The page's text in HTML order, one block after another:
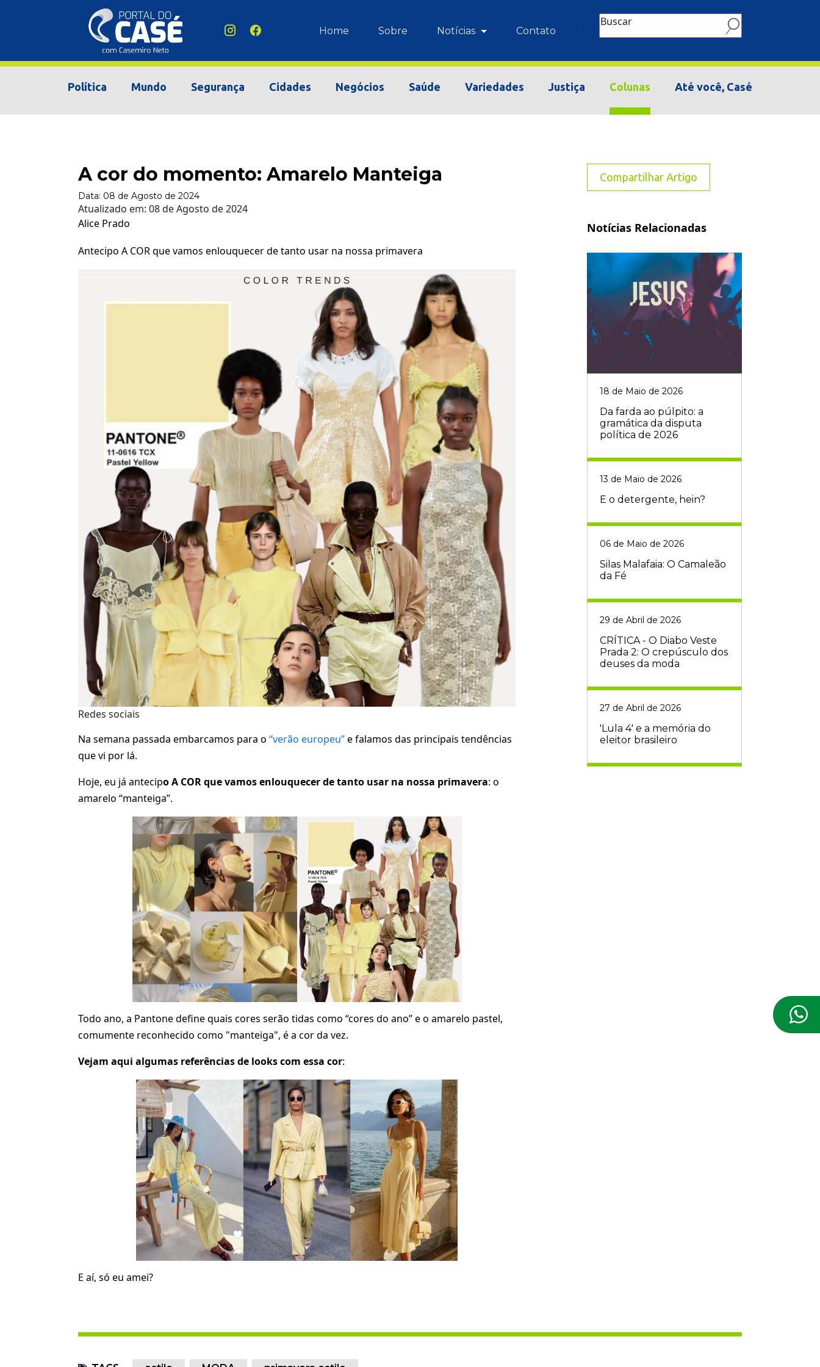
Home Sobre Notícias Contato
Buscar
Política Mundo Segurança Cidades Negócios Saúde Variedades Justiça Colunas Até você, Casé
A cor do momento: Amarelo Manteiga
Data: 08 de Agosto de 2024
Atualizado em: 08 de Agosto de 2024
Alice Prado
Antecipo A COR que vamos enlouquecer de tanto usar na nossa primavera
Redes sociais
Na semana passada embarcamos para o “verão europeu”e falamos das principais tendências
que vi por lá.
Hoje, eu já antecipo A COR que vamos enlouquecer de tanto usar na nossa primavera: o
amarelo “manteiga”.
Todo ano, a Pantone define quais cores serão tidas como “cores do ano” e o amarelo pastel,
comumente reconhecido como "manteiga", é a cor da vez.
Vejam aqui algumas referências de looks com essa cor:
E aí, só eu amei?
Compartilhar Artigo
Notícias Relacionadas
18 de Maio de 2026
Da farda ao púlpito: a
gramática da disputa
política de 2026
13 de Maio de 2026
E o detergente, hein?
06 de Maio de 2026
Silas Malafaia: O Camaleão
da Fé
29 de Abril de 2026
CRÍTICA - O Diabo Veste
Prada 2: O crepúsculo dos
deuses da moda
27 de Abril de 2026
'Lula 4' e a memória do
eleitor brasileiro